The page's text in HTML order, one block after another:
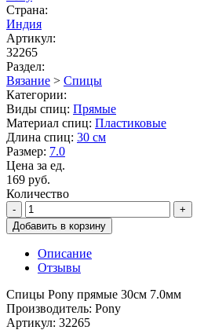
Страна:
Индия
Артикул:
32265
Раздел:
Вязание > Спицы
Категории:
Виды спиц: Прямые
Материал спиц: Пластиковые
Длина спиц: 30 см
Размер: 7.0
Цена за ед.
169 руб.
Количество
-
+
Добавить в корзину
Описание
Отзывы
Спицы Pony прямые 30см 7.0мм
Производитель: Pony
Артикул: 32265